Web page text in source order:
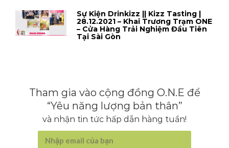
Sự Kiện Drinkizz || Kizz Tasting |
28.12.2021 – Khai Trương Trạm ONE
– Cửa Hàng Trải Nghiệm Đầu Tiên
Tại Sài Gòn
Tham gia vào cộng đồng O.N.E để
“Yêu năng lượng bản thân”
và nhận tin tức hấp dẫn hàng tuần!